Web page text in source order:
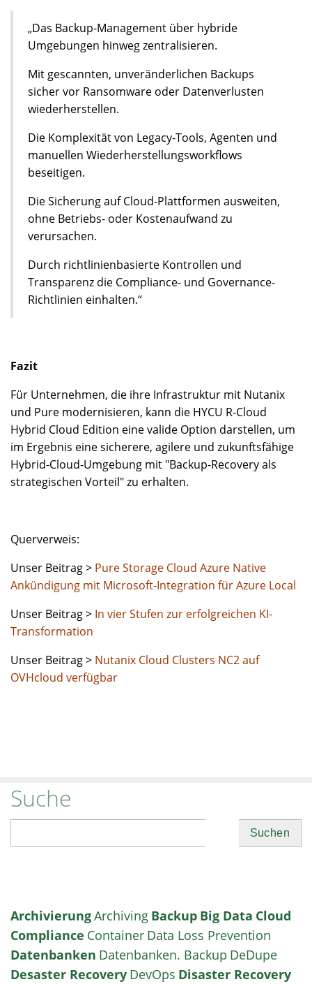
„Das Backup-Management über hybride
Umgebungen hinweg zentralisieren.
Mit gescannten, unveränderlichen Backups
sicher vor Ransomware oder Datenverlusten
wiederherstellen.
Die Komplexität von Legacy-Tools, Agenten und
manuellen Wiederherstellungsworkflows
beseitigen.
Die Sicherung auf Cloud-Plattformen ausweiten,
ohne Betriebs- oder Kostenaufwand zu
verursachen.
Durch richtlinienbasierte Kontrollen und
Transparenz die Compliance- und Governance-
Richtlinien einhalten.“
Fazit
Für Unternehmen, die ihre Infrastruktur mit Nutanix
und Pure modernisieren, kann die HYCU R-Cloud
Hybrid Cloud Edition eine valide Option darstellen, um
im Ergebnis eine sicherere, agilere und zukunftsfähige
Hybrid-Cloud-Umgebung mit "Backup-Recovery als
strategischen Vorteil" zu erhalten.
Querverweis:
Unser Beitrag > Pure Storage Cloud Azure Native
Ankündigung mit Microsoft-Integration für Azure Local
Unser Beitrag > In vier Stufen zur erfolgreichen KI-
Transformation
Unser Beitrag > Nutanix Cloud Clusters NC2 auf
OVHcloud verfügbar
Suche
ArchivierungArchiving Backup Big Data Cloud
Compliance Container Data Loss Prevention
Datenbanken Datenbanken. Backup DeDupe
Desaster Recovery DevOps Disaster Recovery